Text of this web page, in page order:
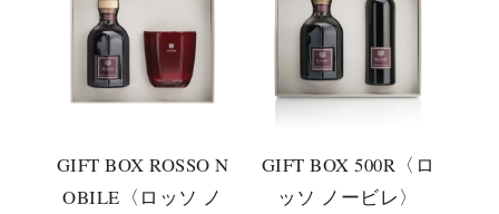
GIFT BOX ROSSO N
OBILE〈ロッソ ノ
GIFT BOX 500R〈ロ
ッソ ノービレ〉